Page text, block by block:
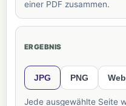
einer PDF zusammen.
ERGEBNIS
JPG PNG
Jede ausgewählte Seite